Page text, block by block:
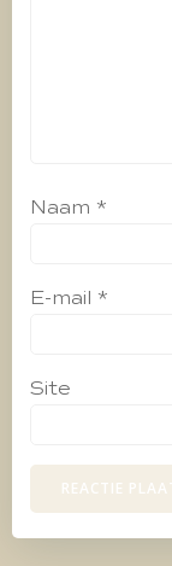
Naam *
E-mail *
Site